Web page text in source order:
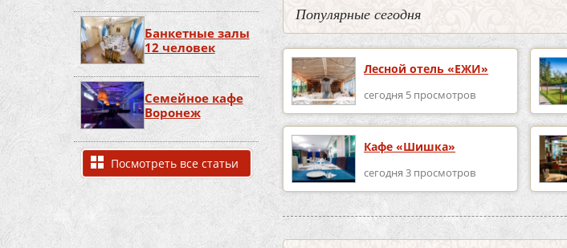
Банкетные залы
12 человек
Семейное кафе
Воронеж
Посмотреть все статьи
Популярные сегодня
Лесной отель «ЕЖИ»
сегодня 5 просмотров
Кафе «Шишка»
сегодня 3 просмотров